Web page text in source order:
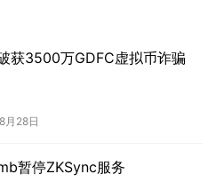
获3500万GDFC虚拟币诈骗
月28日
暂停ZKSync服务